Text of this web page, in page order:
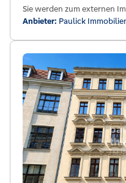
Sie werden zum externen
Anbieter: Paulick